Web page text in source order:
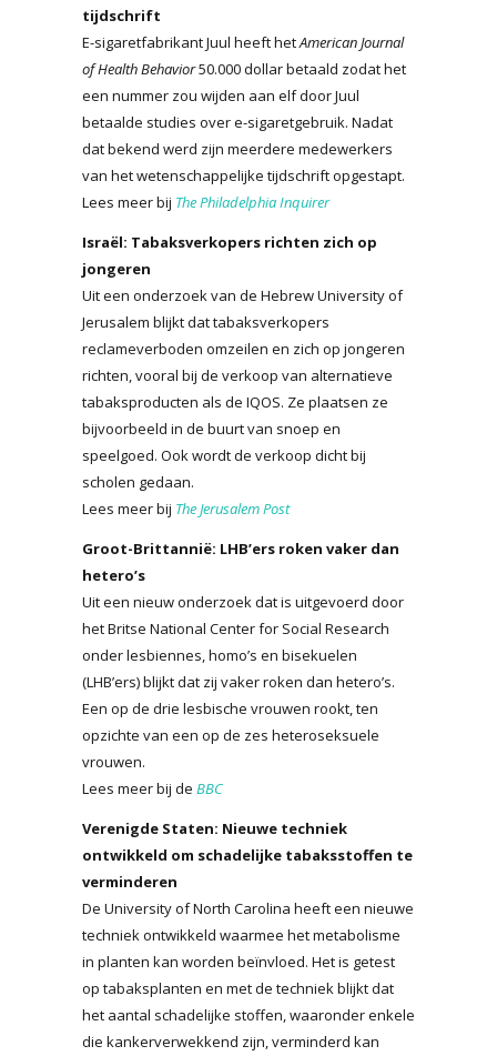
tijdschrift
E-sigaretfabrikant Juul heeft hetAmerican Journal
of Health Behavior50.000 dollar betaald zodat het
een nummer zou wijden aan elf door Juul
betaalde studies over e-sigaretgebruik. Nadat
dat bekend werd zijn meerdere medewerkers
van het wetenschappelijke tijdschrift opgestapt.
Lees meer bij The Philadelphia Inquirer
Israël: Tabaksverkopers richten zich op
jongeren
Uit een onderzoek van de Hebrew University of
Jerusalem blijkt dat tabaksverkopers
reclameverboden omzeilen en zich op jongeren
richten, vooral bij de verkoop van alternatieve
tabaksproducten als de IQOS. Ze plaatsen ze
bijvoorbeeld in de buurt van snoep en
speelgoed. Ook wordt de verkoop dicht bij
scholen gedaan.
Lees meer bij The Jerusalem Post
Groot-Brittannië: LHB’ers roken vaker dan
hetero’s
Uit een nieuw onderzoek dat is uitgevoerd door
het Britse National Center for Social Research
onder lesbiennes, homo’s en bisekuelen
(LHB’ers) blijkt dat zij vaker roken dan hetero’s.
Een op de drie lesbische vrouwen rookt, ten
opzichte van een op de zes heteroseksuele
vrouwen.
Lees meer bij de BBC
Verenigde Staten: Nieuwe techniek
ontwikkeld om schadelijke tabaksstoffen te
verminderen
De University of North Carolina heeft een nieuwe
techniek ontwikkeld waarmee het metabolisme
in planten kan worden beïnvloed. Het is getest
op tabaksplanten en met de techniek blijkt dat
het aantal schadelijke stoffen, waaronder enkele
die kankerverwekkend zijn, verminderd kan